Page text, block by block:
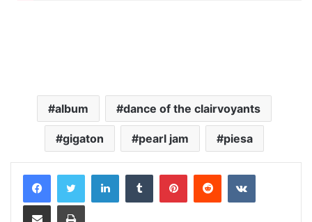
album dance of the clairvoyants
gigaton pearl jam piesa
LinkedInTumblrPinterestRedditVKontakte
Distribuie prin mail Tipărește